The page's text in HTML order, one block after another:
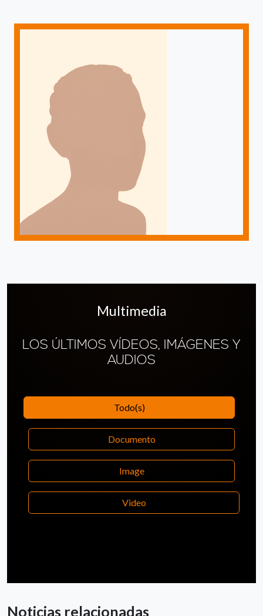
Multimedia
LOS ÚLTIMOS VÍDEOS, IMÁGENES Y
AUDIOS
Todo(s)
Documento
Image
Video
Noticias relacionadas